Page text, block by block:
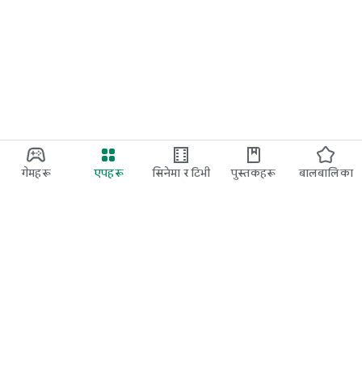
गेमहरू एपहरू सिनेमा र टिभी पुस्तकहरू बालबालिका